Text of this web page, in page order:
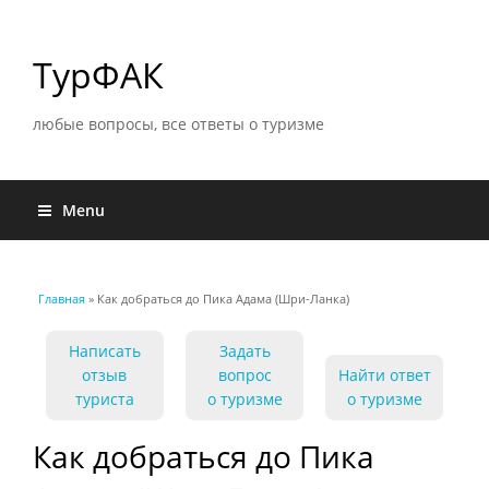
ТурФАК
любые вопросы, все ответы о туризме
Menu
Главная » Как добраться до Пика Адама (Шри‑Ланка)
Написать
отзыв
туриста
Задать
вопрос
о туризме
Найти ответ
о туризме
Как добраться до Пика